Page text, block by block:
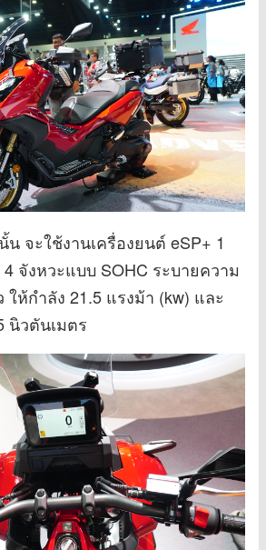
จะใช้งานเครื่องยนต์ eSP+ 1
จังหวะแบบ SOHC ระบายความ
ให้กำลัง 21.5 แรงม้า (kw) และ
นิวตันเมตร